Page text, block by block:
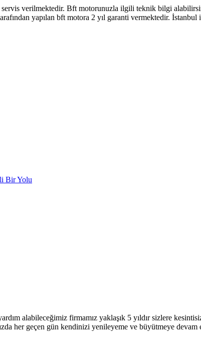
verilmektedir. Bft motorunuzla ilgili teknik bilgi
yapılan bft motora 2 yıl garanti vermektedir.
Bir Yolu
alabileceğimiz firmamız yaklaşık 5 yıldır sizlere
her geçen gün kendinizi yenileyeme ve büyütmeye devam